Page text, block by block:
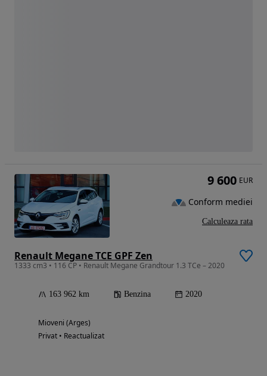
Renault Megane TCE GPF Zen
1333 cm3 • 116 CP • Renault Megane Grandtour 1.3 TCe – 2020
163 962 km Benzina 2020
Mioveni (Arges)
Privat • Reactualizat
9 600 EUR
Conform mediei
Calculeaza rata